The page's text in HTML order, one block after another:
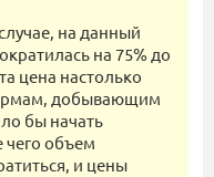
на данный
на 75% до
цена настолько
добывающим
бы начать
чего объем
и цены